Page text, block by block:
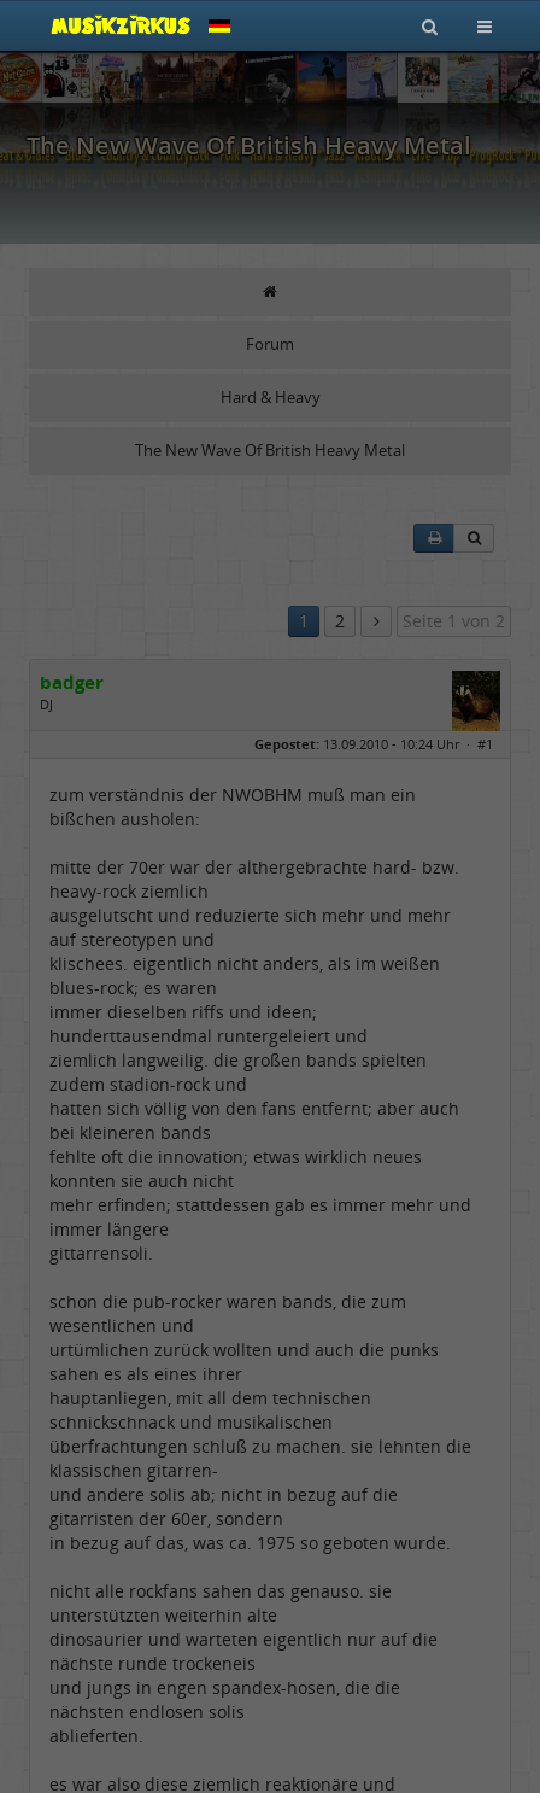
The New Wave Of British Heavy Metal
Forum
Hard & Heavy
The New Wave Of British Heavy Metal
1 2 Seite 1 von 2
badger
DJ
Dabei seit:
08 / 2008
Gepostet: 13.09.2010 - 10:24 Uhr · #1
zum verständnis der NWOBHM muß man ein
bißchen ausholen:
mitte der 70er war der althergebrachte hard- bzw.
heavy-rock ziemlich
ausgelutscht und reduzierte sich mehr und mehr
auf stereotypen und
klischees. eigentlich nicht anders, als im weißen
blues-rock; es waren
immer dieselben riffs und ideen;
hunderttausendmal runtergeleiert und
ziemlich langweilig. die großen bands spielten
zudem stadion-rock und
hatten sich völlig von den fans entfernt; aber auch
bei kleineren bands
fehlte oft die innovation; etwas wirklich neues
konnten sie auch nicht
mehr erfinden; stattdessen gab es immer mehr und
immer längere
gittarrensoli.
schon die pub-rocker waren bands, die zum
wesentlichen und
urtümlichen zurück wollten und auch die punks
sahen es als eines ihrer
hauptanliegen, mit all dem technischen
schnickschnack und musikalischen
überfrachtungen schluß zu machen. sie lehnten die
klassischen gitarren-
und andere solis ab; nicht in bezug auf die
gitarristen der 60er, sondern
in bezug auf das, was ca. 1975 so geboten wurde.
nicht alle rockfans sahen das genauso. sie
unterstützten weiterhin alte
dinosaurier und warteten eigentlich nur auf die
nächste runde trockeneis
und jungs in engen spandex-hosen, die die
nächsten endlosen solis
ablieferten.
es war also diese ziemlich reaktionäre und